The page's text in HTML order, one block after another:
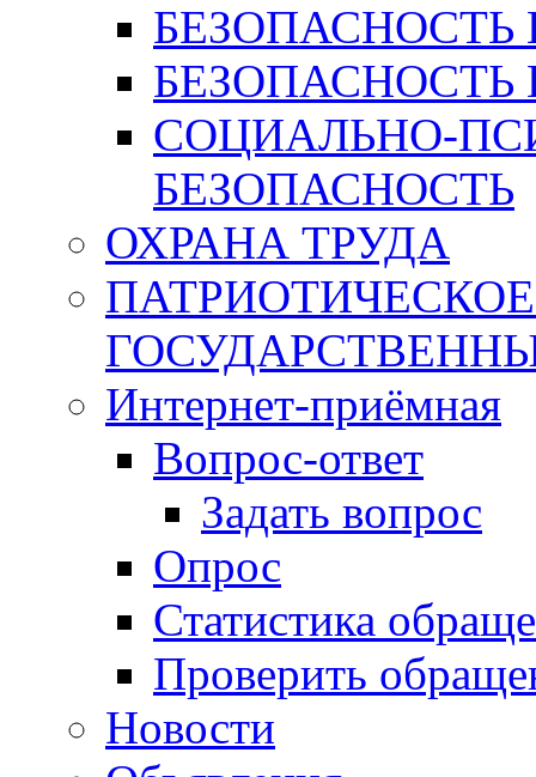
БЕЗОПАСНОСТЬ
БЕЗОПАСНОСТЬ
СОЦИАЛЬНО-
БЕЗОПАСНОСТЬ
ОХРАНА ТРУДА
Интернет-приёмная
Вопрос-ответ
Задать вопрос
Опрос
Статистика
Проверить
Новости